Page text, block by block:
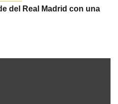
del Real Madrid con una